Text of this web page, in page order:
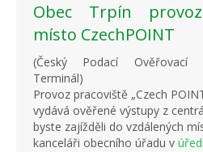
Obec Trpín
místo CzechPOINT
(Český Podací Ověřovací
Terminál)
Provoz pracoviště „Czech
vydává ověřené výstupy z
byste zajížděli do vzdálených
kanceláři obecního úřadu v